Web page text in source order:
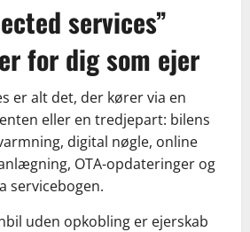
services”
for dig som ejer
er alt det, der kører via en
eller en tredjepart: bilens
digital nøgle, online
OTA-opdateringer og
servicebogen.
uden opkobling er ejerskab